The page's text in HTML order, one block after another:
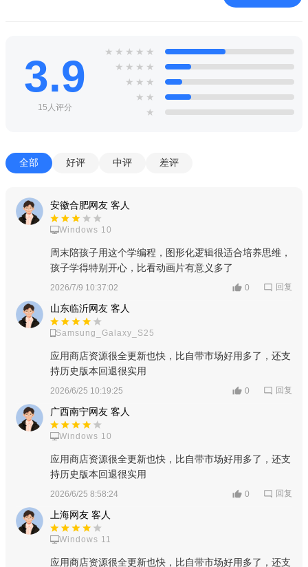
2、如果不是通过vivo手机安装的，可能会出现这类问题，但
3.9
15人评分
★ ★ ★ ★ ★
★ ★ ★ ★
★ ★ ★
★ ★
★
全部 好评 中评 差评
安徽合肥网友 客人
Windows 10
周末陪孩子用这个学编程，图形化逻辑很适合培养思维，
孩子学得特别开心，比看动画片有意义多了
2026/7/9 10:37:02 0 回复
山东临沂网友 客人
Samsung_Galaxy_S25
应用商店资源很全更新也快，比自带市场好用多了，还支
持历史版本回退很实用
2026/6/25 10:19:25 0 回复
广西南宁网友 客人
Windows 10
应用商店资源很全更新也快，比自带市场好用多了，还支
持历史版本回退很实用
2026/6/25 8:58:24 0 回复
上海网友 客人
Windows 11
应用商店资源很全更新也快，比自带市场好用多了，还支